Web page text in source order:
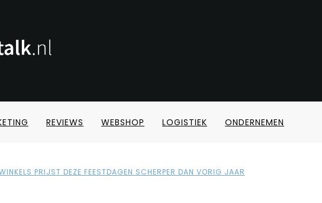
REVIEWS WEBSHOP LOGISTIEK ONDERNEMEN
PRIJST DEZE FEESTDAGEN SCHERPER DAN VORIG JAAR